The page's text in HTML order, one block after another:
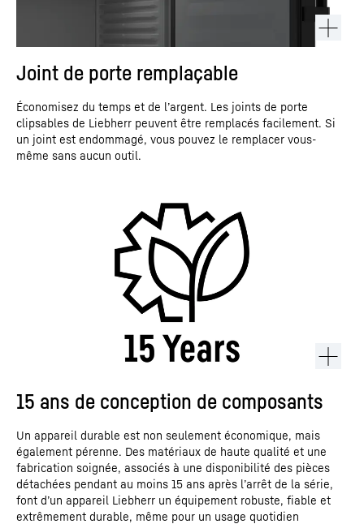
Joint de porte remplaçable
Économisez du temps et de l’argent. Les joints de porte
clipsables de Liebherr peuvent être remplacés facilement. Si
un joint est endommagé, vous pouvez le remplacer vous-
même sans aucun outil.
15 ans de conception de composants
Un appareil durable est non seulement économique, mais
également pérenne. Des matériaux de haute qualité et une
fabrication soignée, associés à une disponibilité des pièces
détachées pendant au moins 15 ans après l’arrêt de la série,
font d’un appareil Liebherr un équipement robuste, fiable et
extrêmement durable, même pour un usage quotidien